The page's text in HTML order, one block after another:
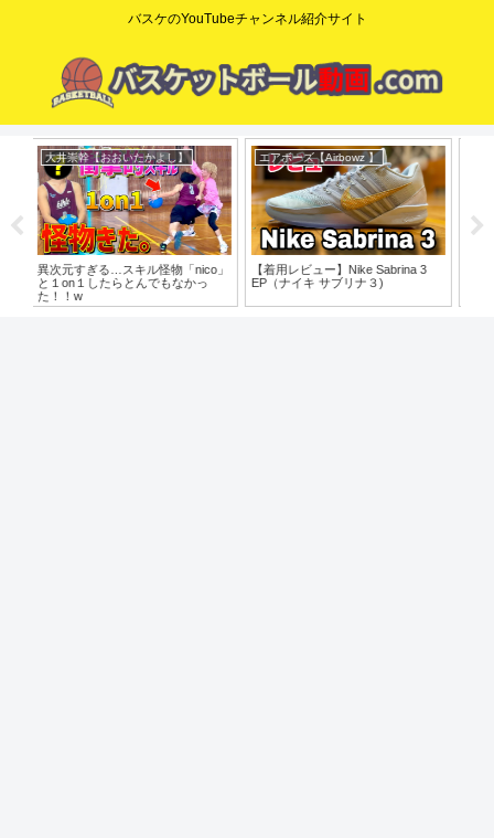
バスケのYouTubeチャンネル紹介サイト
エアボーズ【Airbowz 】
【着用レビュー】Nike Sabrina 3
EP（ナイキ サブリナ３)
dunkman yoshi
やっと〇〇の意図がわかりました